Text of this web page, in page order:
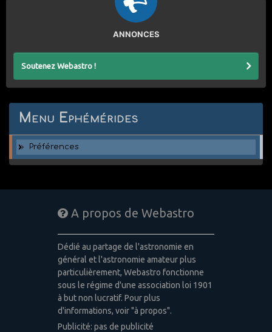
ANNONCES
Soutenez Webastro !
Menu Ephémérides
Préférences
A propos de Webastro
Dédié au partage de l'astronomie en
général et l'astronomie amateur plus
particulièrement, Webastro fonctionne
sous le régime d'une association loi 1901
à but non lucratif. Pour plus
d'informations, voir "à propos".
Publicité: pas de publicité